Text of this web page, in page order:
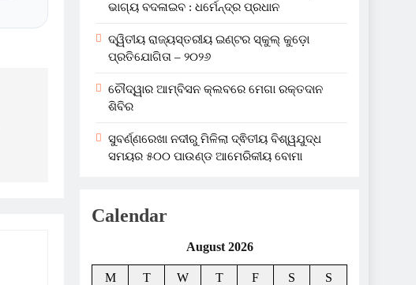
ଭାଗ୍ୟ ବଦଳାଇବ : ଧର୍ମେନ୍ଦ୍ର ପ୍ରଧାନ
ଦ୍ୱିତୀୟ ରାଜ୍ୟସ୍ତରୀୟ ଇଣ୍ଟର ସ୍କୁଲ୍ କୁଡ଼ୋ
ପ୍ରତିଯୋଗିତା – ୨୦୨୬
ଚୌଦ୍ୱାର ଆମ୍ବିସନ କ୍ଲବରେ ମେଗା ରକ୍ତଦାନ
ଶିବିର
ସୁବର୍ଣ୍ଣରେଖା ନଦୀରୁ ମିଳିଲା ଦ୍ଵିତୀୟ ବିଶ୍ୱଯୁଦ୍ଧ
ସମୟର ୫୦୦ ପାଉଣ୍ଡ ଆମେରିକୀୟ ବୋମା
Calendar
August 2026
M T W T F S
S